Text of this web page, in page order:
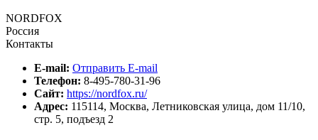
NORDFOX
Россия
Контакты
E-mail: Отправить E-mail
Телефон: 8-495-780-31-96
Сайт: https://nordfox.ru/
Адрес: 115114, Москва, Летниковская улица, дом 11/10,
стр. 5, подъезд 2